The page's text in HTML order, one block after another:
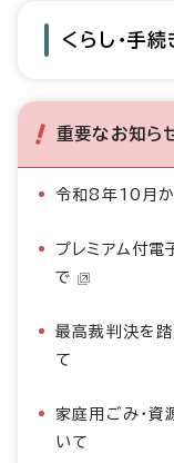
くらし・手続
重要なお知ら
令和8年10月か
プレミアム付電
で
最高裁判決を
て
家庭用ごみ・
いて